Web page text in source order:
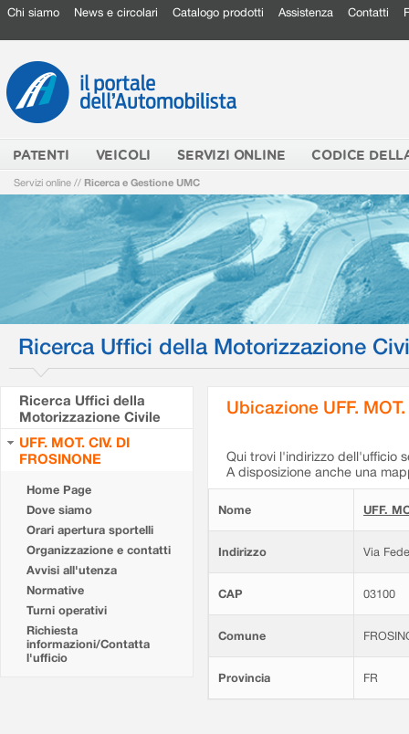
Chi siamo News e circolari Catalogo prodotti Assistenza Contatti
PATENTI VEICOLI SERVIZI ONLINE CODICE
Servizi online // Ricerca e Gestione UMC
Ricerca Uffici della Motorizzazione
Ricerca Uffici della
Motorizzazione Civile
UFF. MOT. CIV. DI
FROSINONE
Home Page
Dove siamo
Orari apertura sportelli
Organizzazione e contatti
Avvisi all'utenza
Normative
Turni operativi
Richiesta
informazioni/Contatta
l'ufficio
Ubicazione UFF.
Qui trovi l'indirizzo dell'ufficio
A disposizione anche una
Nome UFF.
Indirizzo Via
CAP 03100
Comune
Provincia FR